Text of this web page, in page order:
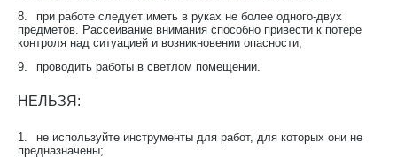
8.
при работе следует иметь в руках не более одного-двух
предметов. Рассеивание внимания способно привести к потере
контроля над ситуацией и возникновении опасности;
9.
проводить работы в светлом помещении.
НЕЛЬЗЯ:
1.
не используйте инструменты для работ, для которых они не
предназначены;